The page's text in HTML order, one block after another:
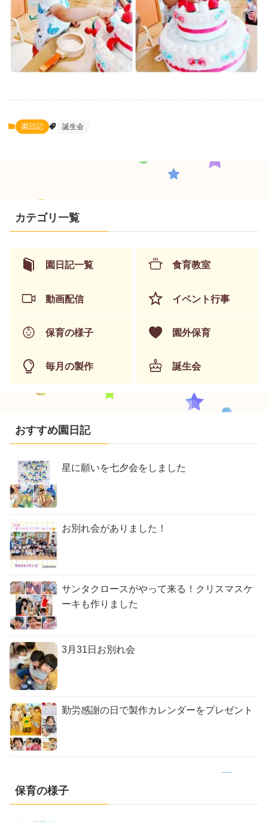
園日記 誕生会
カテゴリ一覧
園日記一覧 食育教室
動画配信 イベント行事
保育の様子 園外保育
毎月の製作 誕生会
おすすめ園日記
星に願いを七夕会をしました
お別れ会がありました！
サンタクロースがやって来る！クリスマスケ
ーキも作りました
3月31日お別れ会
勤労感謝の日で製作カレンダーをプレゼント
保育の様子